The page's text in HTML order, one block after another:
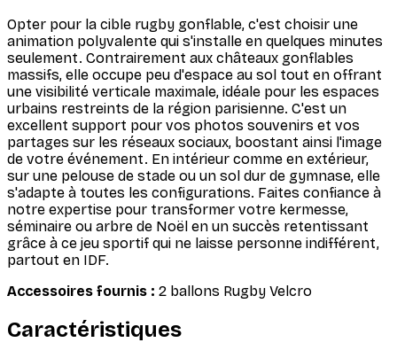
Opter pour la cible rugby gonflable, c'est choisir une
animation polyvalente qui s'installe en quelques minutes
seulement. Contrairement aux châteaux gonflables
massifs, elle occupe peu d'espace au sol tout en offrant
une visibilité verticale maximale, idéale pour les espaces
urbains restreints de la région parisienne. C'est un
excellent support pour vos photos souvenirs et vos
partages sur les réseaux sociaux, boostant ainsi l'image
de votre événement. En intérieur comme en extérieur,
sur une pelouse de stade ou un sol dur de gymnase, elle
s'adapte à toutes les configurations. Faites confiance à
notre expertise pour transformer votre kermesse,
séminaire ou arbre de Noël en un succès retentissant
grâce à ce jeu sportif qui ne laisse personne indifférent,
partout en IDF.
Accessoires fournis : 2 ballons Rugby Velcro
Caractéristiques